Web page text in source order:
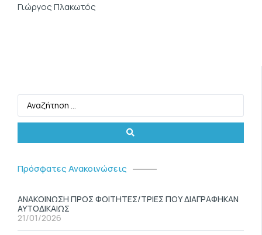
Πρόσφατες Ανακοινώσεις
ΑΝΑΚΟΙΝΩΣΗ ΠΡΟΣ ΦΟΙΤΗΤΕΣ/ΤΡΙΕΣ ΠΟΥ ΔΙΑΓΡΑΦΗΚΑΝ
ΑΥΤΟΔΙΚΑΙΩΣ
21/01/2026
Γιώργος Πλακωτός